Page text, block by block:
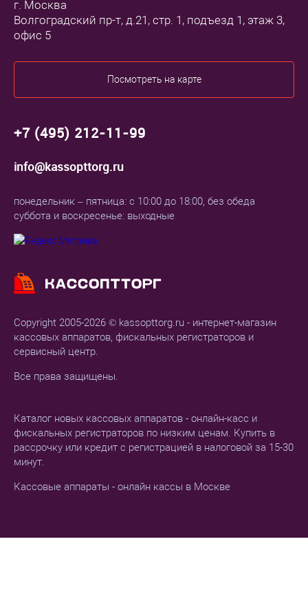
Copyright 2005-2026 © kassopttorg.ru - интернет-магазин
кассовых аппаратов, фискальных регистраторов и
сервисный центр.
Все права защищены.
Каталог новых кассовых аппаратов - онлайн-касс и
фискальных регистраторов по низким ценам. Купить в
рассрочку или кредит с регистрацией в налоговой за 15-30
минут.
Кассовые аппараты - онлайн кассы в Москве
г. Москва
Волгоградский пр-т, д.21, стр. 1, подъезд 1, этаж 3,
офис 5
Посмотреть на карте
+7 (495) 212-11-99
info@kassopttorg.ru
понедельник – пятница: с 10:00 до 18:00, без обеда
суббота и воскресенье: выходные